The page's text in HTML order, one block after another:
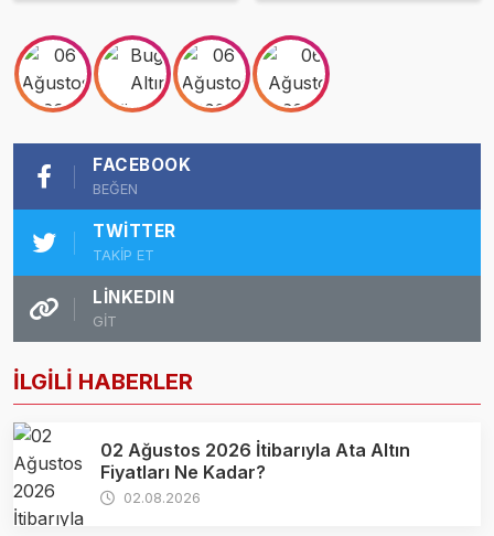
FACEBOOK
BEĞEN
TWITTER
TAKİP ET
LINKEDIN
GİT
İLGİLİ HABERLER
02 Ağustos 2026 İtibarıyla Ata Altın
Fiyatları Ne Kadar?
02.08.2026